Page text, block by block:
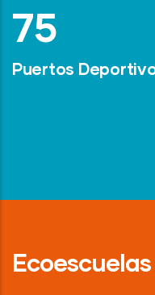
101
Puertos
Ecoescuelas